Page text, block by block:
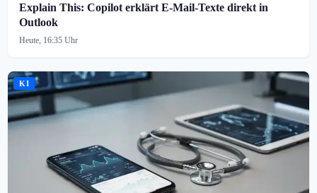
Explain This: Copilot erklärt E-Mail-Texte direkt in
Outlook
Heute, 16:35 Uhr
KI